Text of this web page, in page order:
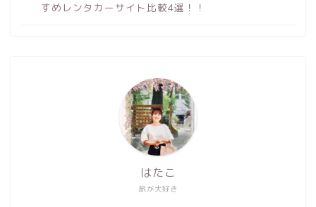
すめレンタカーサイト比較4選！！
旅が大好き
はたこ